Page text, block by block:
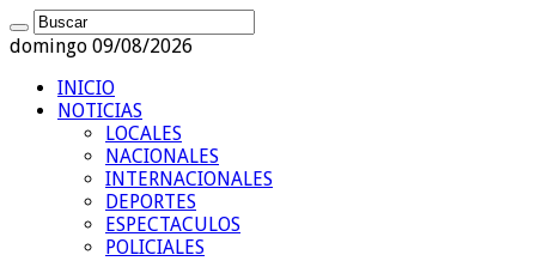
domingo 09/08/2026
INICIO
NOTICIAS
LOCALES
NACIONALES
INTERNACIONALES
DEPORTES
ESPECTACULOS
POLICIALES